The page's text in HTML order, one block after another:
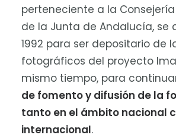
Español
perteneciente a la
de la Junta de Andalucía, se
1992 para ser depositario de
fotográficos del proyecto
mismo tiempo, para
de fomento y difusión de la
tanto en el ámbito nacional
internacional.